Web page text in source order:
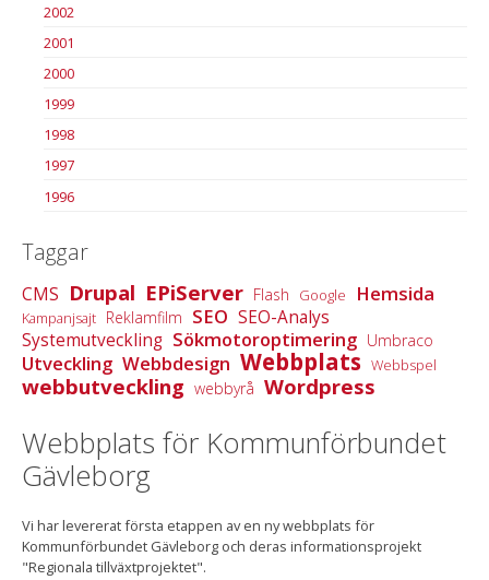
2002
2001
2000
1999
1998
1997
1996
Taggar
CMS Drupal EPiServer Flash Google Hemsida
Kampanjsajt Reklamfilm SEO SEO-Analys
Systemutveckling Sökmotoroptimering Umbraco
Utveckling Webbdesign Webbplats Webbspel
webbutveckling webbyrå Wordpress
Webbplats för Kommunförbundet
Gävleborg
Vi har levererat första etappen av en ny webbplats för
Kommunförbundet Gävleborg och deras informationsprojekt
"Regionala tillväxtprojektet".